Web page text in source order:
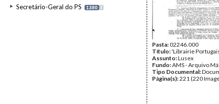
Secretário-Geral do PS 1380 I
Pasta:02246.000
Título:'Librairie
Assunto:Lusex
Fundo:AMS - Arquivo
Tipo Documental:
Página(s):221 (220